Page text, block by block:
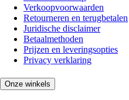
Verkoopvoorwaarden
Retourneren en terugbetalen
Juridische disclaimer
Betaalmethoden
Prijzen en leveringsopties
Privacy verklaring
Onze winkels